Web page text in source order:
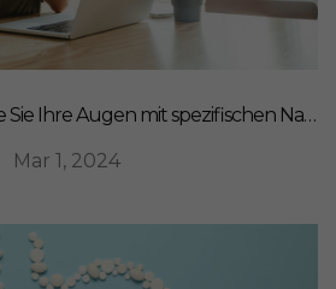
Digitales Blaulicht: Wie Sie Ihre Augen mit spezifischen Nahrungsergänzungsmitteln schützen können
Mar 1, 2024